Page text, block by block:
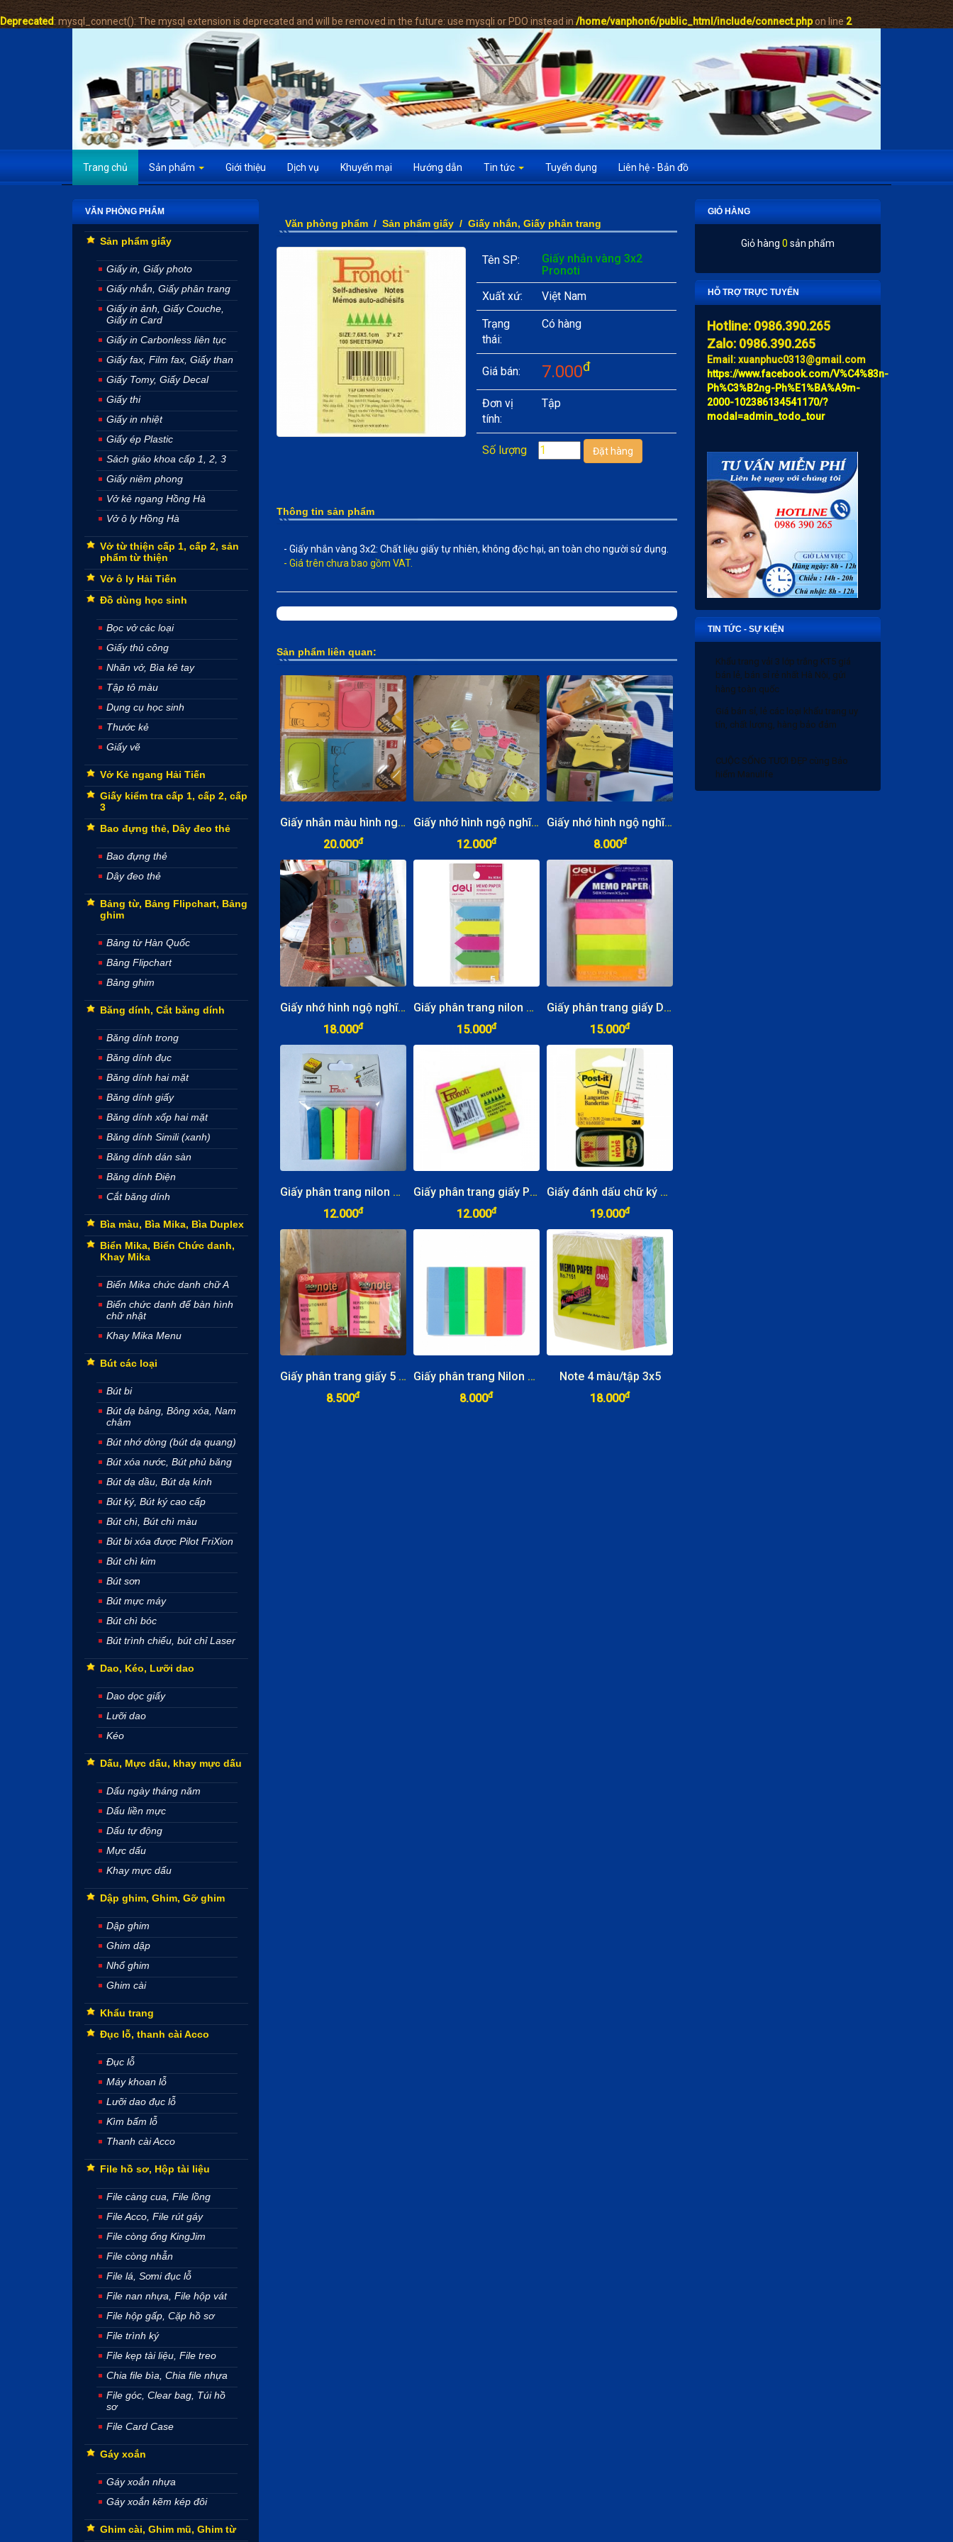
Deprecated: mysql_connect(): The mysql extension is deprecated and will be removed in the future: use mysqli or PDO instead in/home/vanphon6/public_html/include/connect.phpon line2
Trang chủ Sản phẩm Giới thiệu Dịch vụ Khuyến mại Hướng dẫn Tin tức Tuyển dụng Liên hệ - Bản đồ
VĂN PHÒNG PHẨM
Sản phẩm giấy
Giấy in, Giấy photo
Giấy nhắn, Giấy phân trang
Giấy in ảnh, Giấy Couche,
Giấy in Card
Giấy in Carbonless liên tục
Giấy fax, Film fax, Giấy than
Giấy Tomy, Giấy Decal
Giấy thi
Giấy in nhiệt
Giấy ép Plastic
Sách giáo khoa cấp 1, 2, 3
Giấy niêm phong
Vở kẻ ngang Hồng Hà
Vở ô ly Hồng Hà
Vở từ thiện cấp 1, cấp 2, sản
phẩm từ thiện
Vở ô ly Hải Tiến
Đồ dùng học sinh
Bọc vở các loại
Giấy thủ công
Nhãn vở, Bìa kê tay
Tập tô màu
Dụng cụ học sinh
Thước kẻ
Giấy vẽ
Vở Kẻ ngang Hải Tiến
Giấy kiểm tra cấp 1, cấp 2, cấp
3
Bao đựng thẻ, Dây đeo thẻ
Bao đựng thẻ
Dây đeo thẻ
Bảng từ, Bảng Flipchart, Bảng
ghim
Bảng từ Hàn Quốc
Bảng Flipchart
Bảng ghim
Băng dính, Cắt băng dính
Băng dính trong
Băng dính đục
Băng dính hai mặt
Băng dính giấy
Băng dính xốp hai mặt
Băng dính Simili (xanh)
Băng dính dán sàn
Băng dính Điện
Cắt băng dính
Bìa màu, Bìa Mika, Bìa Duplex
Biển Mika, Biển Chức danh,
Khay Mika
Biển Mika chức danh chữ A
Biển chức danh để bàn hình
chữ nhật
Khay Mika Menu
Bút các loại
Bút bi
Bút dạ bảng, Bông xóa, Nam
châm
Bút nhớ dòng (bút dạ quang)
Bút xóa nước, Bút phủ băng
Bút dạ dầu, Bút dạ kính
Bút ký, Bút ký cao cấp
Bút chì, Bút chì màu
Bút bi xóa được Pilot FriXion
Bút chì kim
Bút sơn
Bút mực máy
Bút chì bóc
Bút trình chiếu, bút chỉ Laser
Dao, Kéo, Lưỡi dao
Dao dọc giấy
Lưỡi dao
Kéo
Dấu, Mực dấu, khay mực dấu
Dấu ngày tháng năm
Dấu liền mực
Dấu tự động
Mực dấu
Khay mực dấu
Dập ghim, Ghim, Gỡ ghim
Dập ghim
Ghim dập
Nhổ ghim
Ghim cài
Khẩu trang
Đục lỗ, thanh cài Acco
Đục lỗ
Máy khoan lỗ
Lưỡi dao đục lỗ
Kìm bấm lỗ
Thanh cài Acco
File hồ sơ, Hộp tài liệu
File càng cua, File lồng
File Acco, File rút gáy
File còng ống KingJim
File còng nhẫn
File lá, Sơmi đục lỗ
File nan nhựa, File hộp vát
File hộp gấp, Cặp hồ sơ
File trình ký
File kẹp tài liệu, File treo
Chia file bìa, Chia file nhựa
File góc, Clear bag, Túi hồ
sơ
File Card Case
Gáy xoắn
Gáy xoắn nhựa
Gáy xoắn kẽm kép đôi
Ghim cài, Ghim mũ, Ghim từ
Văn phòng phẩm/ Sản phẩm giấy/ Giấy nhắn, Giấy phân trang
Tên SP:
Giấy nhắn vàng 3x2
Pronoti
Xuất xứ:
Việt Nam
Trạng
thái:
Có hàng
Giá bán: 7.000đ
Đơn vị
tính:
Tập
Số lượng
Thông tin sản phẩm
- Giấy nhắn vàng 3x2: Chất liệu giấy tự nhiên, không độc hại, an toàn cho người sử dụng.
- Giá trên chưa bao gồm VAT.
Sản phẩm liên quan:
Giấy nhắn màu hình nghộ nghĩnh Deli A55502
20.000đ
Giấy nhớ hình ngộ nghĩnh
12.000đ
Giấy nhớ hình ngộ nghĩng
8.000đ
Giấy nhớ hình ngộ nghĩng (6 tập/dây)
18.000đ
Giấy phân trang nilon Deli 5 màu
15.000đ
Giấy phân trang giấy Deli 5 màu
15.000đ
Giấy phân trang nilon Pronoti 5 màu
12.000đ
Giấy phân trang giấy Pronoti 5 màu
12.000đ
Giấy đánh dấu chữ ký Post-it Sige Here
19.000đ
Giấy phân trang giấy 5 màu
8.500đ
Giấy phân trang Nilon 5 màu
8.000đ
Note 4 màu/tập 3x5
18.000đ
GIỎ HÀNG
Giỏ hàng 0 sản phẩm
HỖ TRỢ TRỰC TUYẾN
Hotline: 0986.390.265
Zalo: 0986.390.265
Email: xuanphuc0313@gmail.com
https://www.facebook.com/V%C4%83n-
Ph%C3%B2ng-Ph%E1%BA%A9m-
2000-102386134541170/?
modal=admin_todo_tour
TIN TỨC - SỰ KIỆN
Khẩu trang vải 3 lớp trắng KT5 giá
bán lẻ, bán sỉ rẻ nhất Hà Nội, gửi
hàng toàn quốc
Giá bán sỉ, lẻ các loại khẩu trang uy
tín, chất lượng, hàng bảo đảm
hiểm Manulife
Bảng giá bánh trung thu 2020 và